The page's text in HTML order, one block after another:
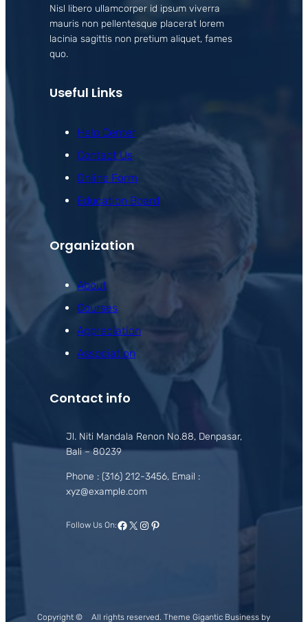
Nisl libero ullamcorper id ipsum viverra
mauris non pellentesque placerat lorem
lacinia sagittis non pretium aliquet, fames
quo.
Useful Links
Help Center
Contact Us
Online Form
Education Board
Organization
About
Courses
Appreciation
Association
Contact info
Jl. Niti Mandala Renon No.88, Denpasar,
Bali – 80239
Phone : (316) 212-3456, Email :
xyz@example.com
Follow Us On:Facebook
X Instagram
Pinterest
Copyright © All rights reserved. Theme Gigantic Business by